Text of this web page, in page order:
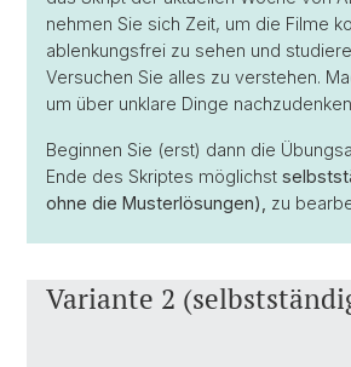
nehmen Sie sich Zeit, um die Filme
ablenkungsfrei zu sehen und
Versuchen Sie alles zu verstehen.
um über unklare Dinge
Beginnen Sie (erst) dann die
Ende des Skriptes möglichst
ohne die Musterlösungen), zu
Variante 2